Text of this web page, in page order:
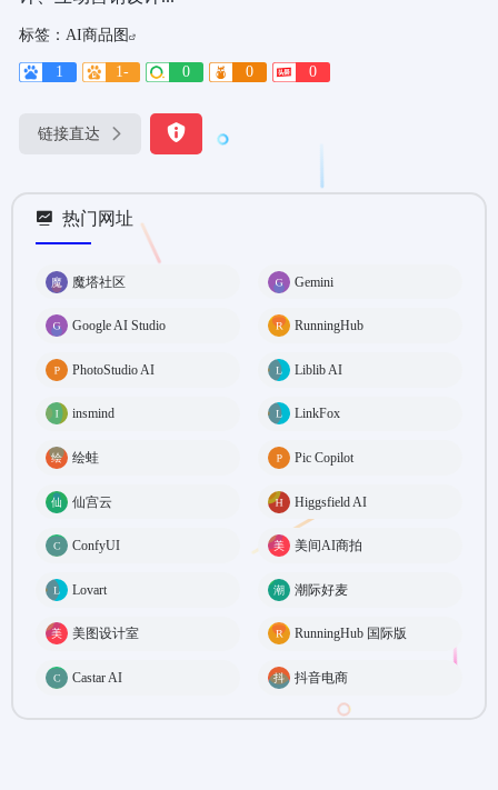
标签： AI商品图
1 1- 0 0 0
链接直达
热门网址
魔塔社区 Gemini
Google AI Studio RunningHub
PhotoStudio AI Liblib AI
insmind LinkFox
绘蛙 Pic Copilot
仙宫云 Higgsfield AI
ConfyUI 美间AI商拍
Lovart 潮际好麦
美图设计室 RunningHub 国际版
Castar AI 抖音电商